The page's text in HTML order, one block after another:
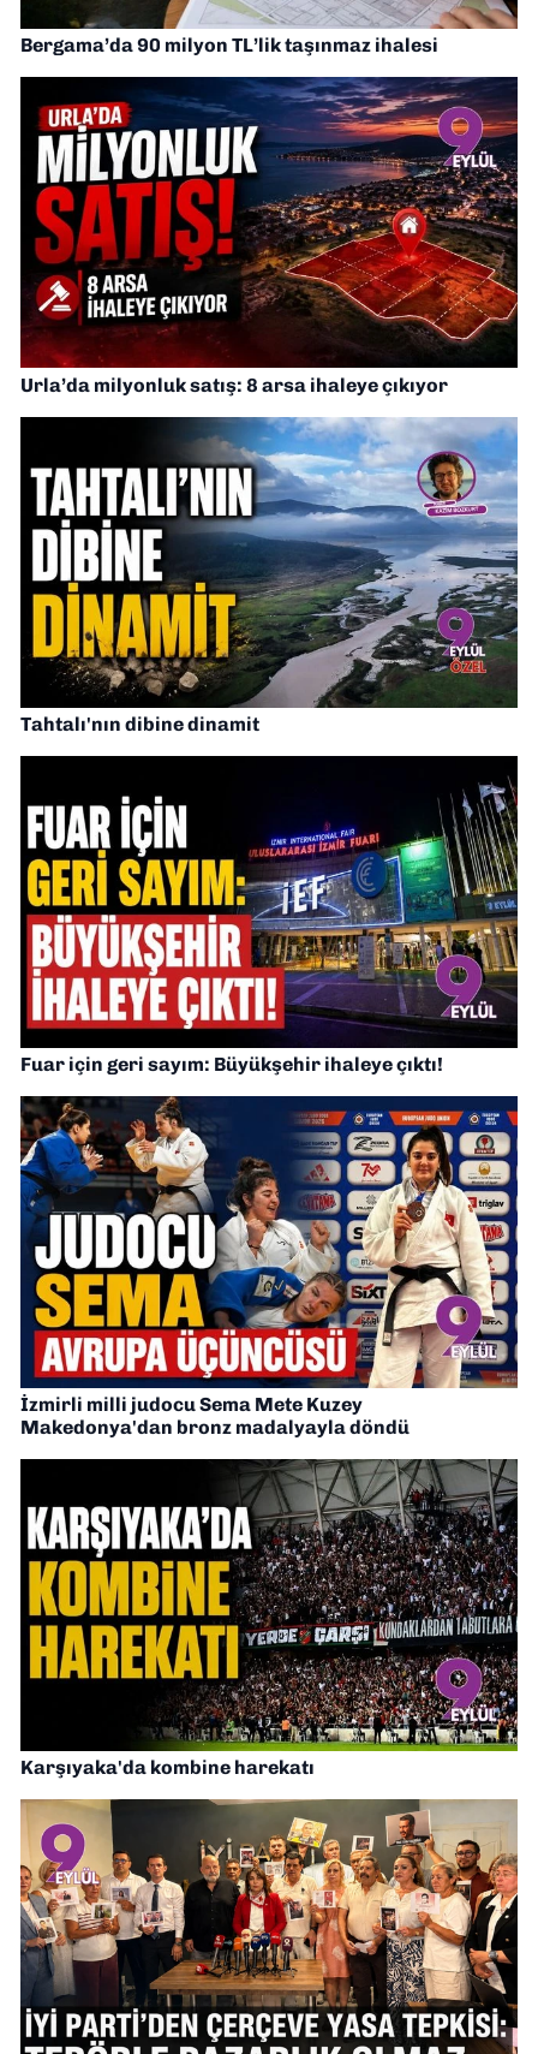
Bergama’da 90 milyon TL’lik taşınmaz ihalesi
Urla’da milyonluk satış: 8 arsa ihaleye çıkıyor
Tahtalı'nın dibine dinamit
Fuar için geri sayım: Büyükşehir ihaleye çıktı!
İzmirli milli judocu Sema Mete Kuzey
Makedonya'dan bronz madalyayla döndü
Karşıyaka'da kombine harekatı